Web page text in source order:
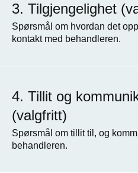
Tilgjengelighet
Spørsmål om hvordan det
kontakt med behandleren.
Tillit og
(valgfritt)
Spørsmål om tillit til, og
behandleren.